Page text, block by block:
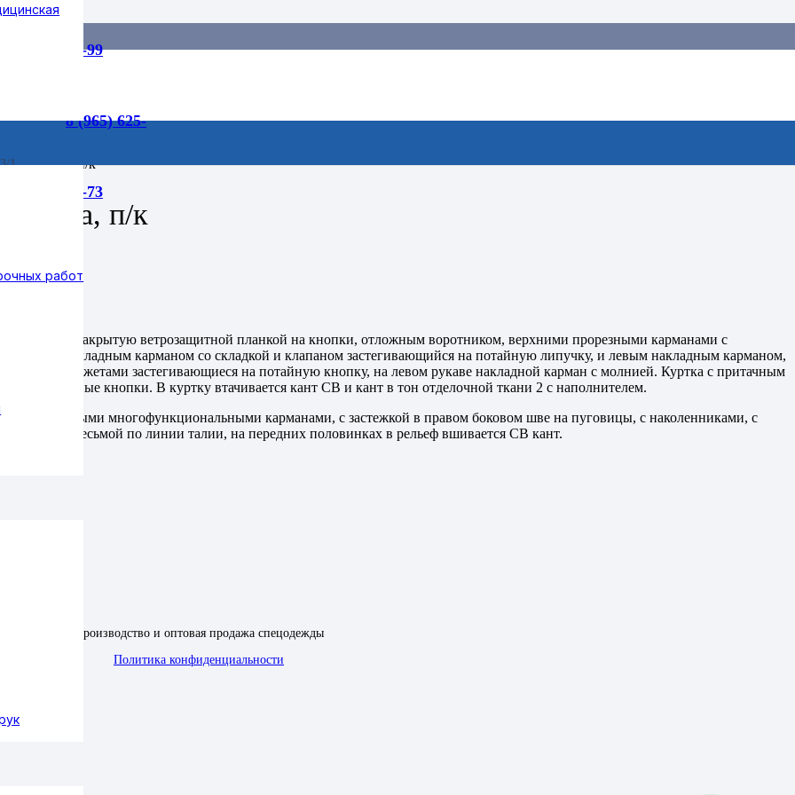
1
55-99
8 (965) 625-
75-73
работ
куртка, п/к
п/к
на молнию накрытую ветрозащитной планкой на кнопки, отложным воротником, верхними прорезными карманами с
правым накладным карманом со складкой и клапаном застегивающийся на потайную липучку, и левым накладным карманом,
манжетами застегивающиеся на потайную кнопку, на левом рукаве накладной карман с молнией. Куртка с притачным
на потайные кнопки. В куртку втачивается кант СВ и кант в тон отделочной ткани 2 с наполнителем.
с различными многофункциональными карманами, с застежкой в правом боковом шве на пуговицы, с наколенниками, с
тесьмой по линии талии, на передних половинках в рельеф вшивается СВ кант.
Производство и оптовая продажа спецодежды
Политика конфиденциальности